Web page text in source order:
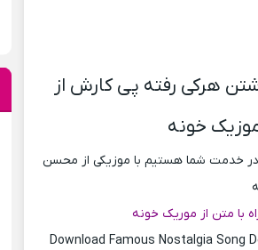
هرکی رفته پی کارش از
خونه
خدمت شما هستیم با موزیکی از محسن
با متن از موریک خونه
Download Famous Nostalgia Song